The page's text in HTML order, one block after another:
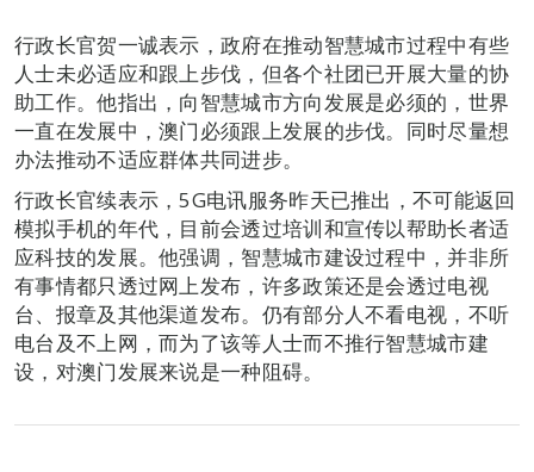
行政长官贺一诚表示，政府在推动智慧城市过程中有些
人士未必适应和跟上步伐，但各个社团已开展大量的协
助工作。他指出，向智慧城市方向发展是必须的，世界
一直在发展中，澳门必须跟上发展的步伐。同时尽量想
办法推动不适应群体共同进步。
行政长官续表示，5G电讯服务昨天已推出，不可能返回
模拟手机的年代，目前会透过培训和宣传以帮助长者适
应科技的发展。他强调，智慧城市建设过程中，并非所
有事情都只透过网上发布，许多政策还是会透过电视
台、报章及其他渠道发布。仍有部分人不看电视，不听
电台及不上网，而为了该等人士而不推行智慧城市建
设，对澳门发展来说是一种阻碍。